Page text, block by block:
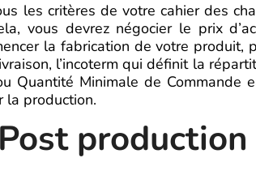
les critères de votre cahier des
vous devrez négocier le prix
la fabrication de votre
l’incoterm qui définit la
Minimale de Commande
la production.
production